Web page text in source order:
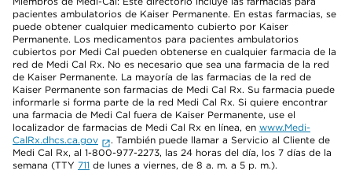
pacientes ambulatorios de Kaiser Permanente. En estas farmacias, se
puede obtener cualquier medicamento cubierto por Kaiser
Permanente. Los medicamentos para pacientes ambulatorios
cubiertos por Medi Cal pueden obtenerse en cualquier farmacia de la
red de Medi Cal Rx. No es necesario que sea una farmacia de la red
de Kaiser Permanente. La mayoría de las farmacias de la red de
Kaiser Permanente son farmacias de Medi Cal Rx. Su farmacia puede
informarle si forma parte de la red Medi Cal Rx. Si quiere encontrar
una farmacia de Medi Cal fuera de Kaiser Permanente, use el
localizador de farmacias de Medi Cal Rx en línea, en www.Medi-
CalRx.dhcs.ca.gov
. También puede llamar a Servicio al Cliente de
Medi Cal Rx, al 1-800-977-2273, las 24 horas del día, los 7 días de la
semana (TTY 711 de lunes a viernes, de 8 a. m. a 5 p. m.).